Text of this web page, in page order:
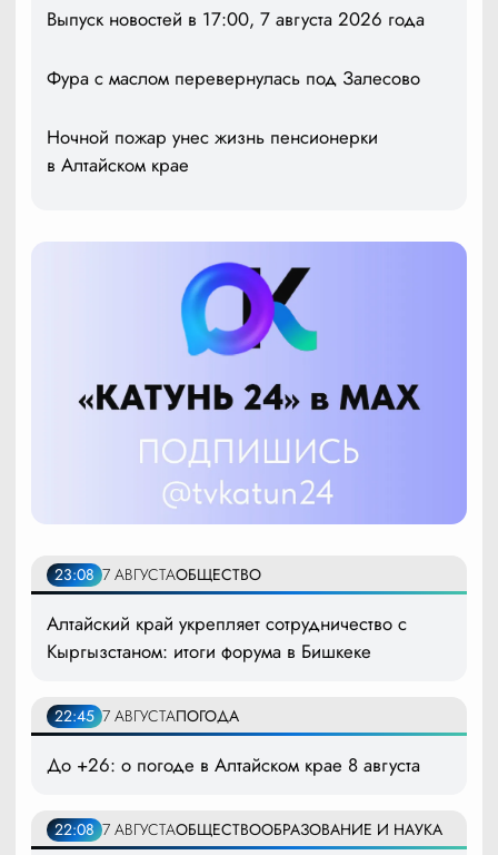
Выпуск новостей в 17:00, 7 августа 2026 года
Фура с маслом перевернулась под Залесово
Ночной пожар унес жизнь пенсионерки
в Алтайском крае
23:08 7 АВГУСТАОБЩЕСТВО
Алтайский край укрепляет сотрудничество с
Кыргызстаном: итоги форума в Бишкеке
22:45 7 АВГУСТАПОГОДА
До +26: о погоде в Алтайском крае 8 августа
22:08 7 АВГУСТАОБЩЕСТВООБРАЗОВАНИЕ И НАУКА